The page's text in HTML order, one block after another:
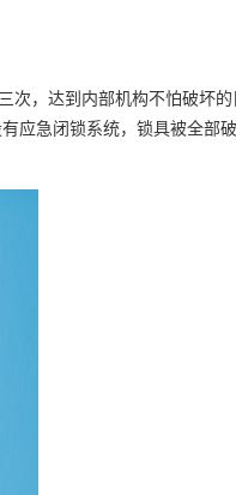
，达到内部机构不怕破坏的
应急闭锁系统，锁具被全部